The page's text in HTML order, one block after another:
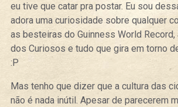
eu tive que catar pra postar. Eu sou
adora uma curiosidade sobre qualquer
as besteiras do Guinness World
dos Curiosos e tudo que gira em torno
:P
Mas tenho que dizer que a cultura das
não é nada inútil. Apesar de parecerem